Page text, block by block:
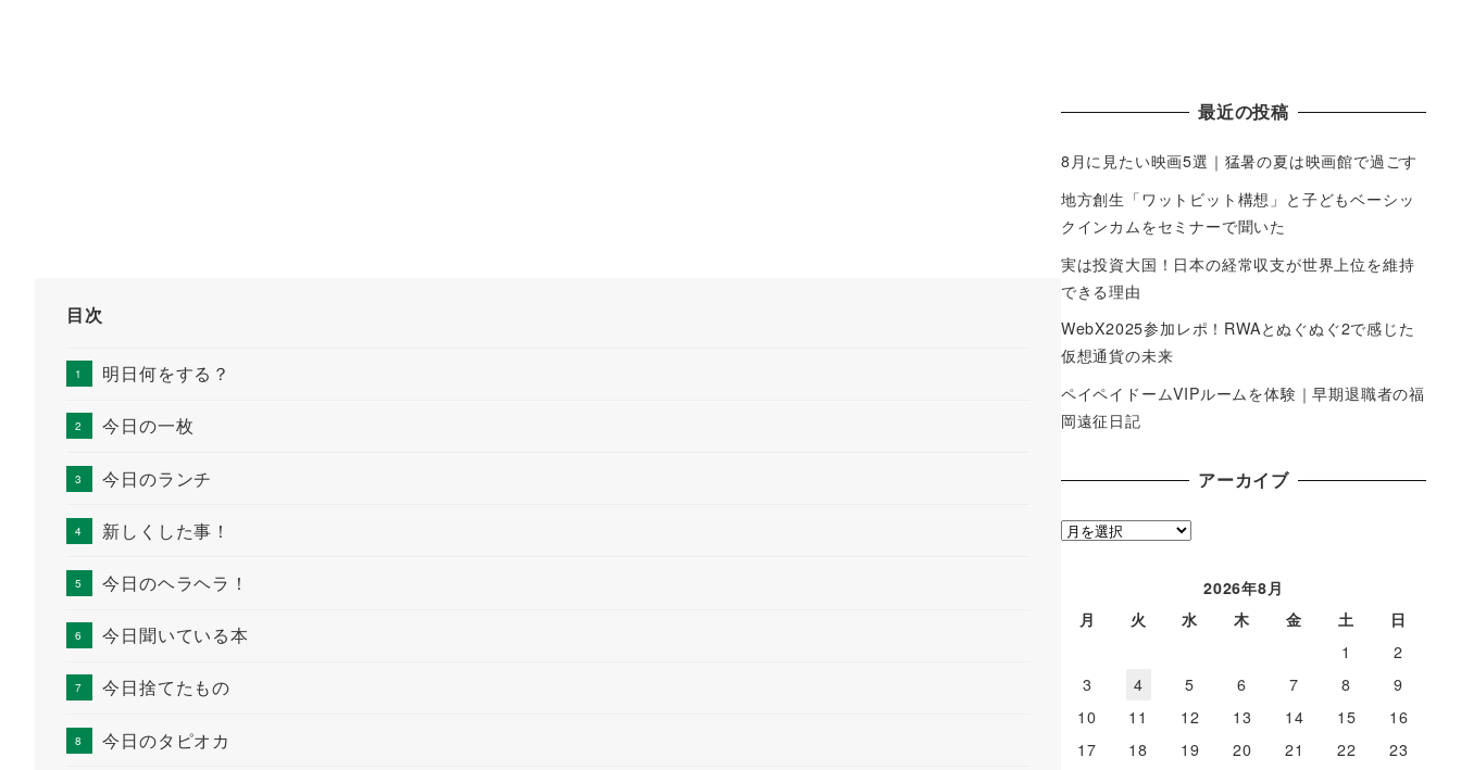
目次
明日何をする？
今日の一枚
今日のランチ
新しくした事！
今日のヘラヘラ！
今日聞いている本
今日捨てたもの
今日のタピオカ
最近の投稿
8月に見たい映画5選｜猛暑の夏は映画館で過ごす
地方創生「ワットビット構想」と子どもベーシッ
クインカムをセミナーで聞いた
実は投資大国！日本の経常収支が世界上位を維持
できる理由
WebX2025参加レポ！RWAとぬぐぬぐ2で感じた
仮想通貨の未来
ペイペイドームVIPルームを体験｜早期退職者の福
岡遠征日記
アーカイブ
ア
2026年8月
月
火 水 木 金 土
日
1
2
3
4 5 6 7 8
9
10
11 12 13 14 15
16
17
18 19 20 21 22
23